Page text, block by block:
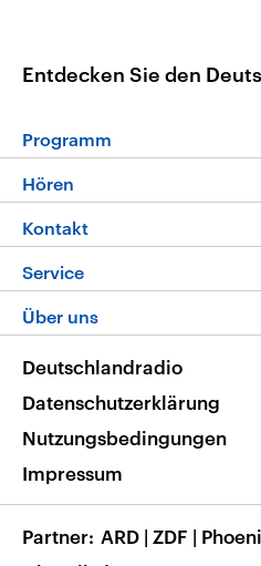
Entdecken Sie den
Programm
Programm
Die Nachrichten
Nachrichtenleicht
Neue Beiträge auf
Hören
Livestream
Podcasts
Deutschlandfunk App
Nachrichten App
Frequenzen
Kontakt
Hörerservice
Service
Veranstaltungen
Musikliste
RSS
Über uns
Barrierefreiheit
Deutschlandradio
Datenschutzerklärung
Nutzungsbedingungen
Impressum
Partner ARD | ZDF |